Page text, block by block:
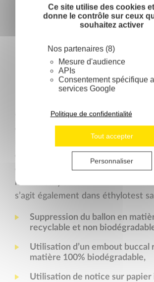
Ce site utilise des cookies
donne le contrôle sur ceux
souhaitez activer
Nos partenaires (8)
Mesure d'audience
APIs
Consentement spécifique
services Google
Tout accepter
Personnaliser
Politique de confidentialité
Protection de
l’environnement
Lutte contre la
pollution
On ne peut pas mettre sur le
éthylotest à usage unique sans
meilleure manière de protéger
démarche que nous avons
nouvel éthylotest
s’agit également dans éthylotest
Suppression du ballon en
recyclable et non
Utilisation d’un embout buccal
matière 100% biodégradable,
Utilisation de notice sur papier